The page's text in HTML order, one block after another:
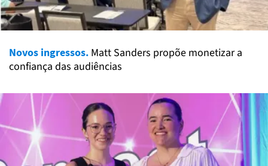
Novos ingressos. Matt Sanders propõe monetizar a
confiança das audiências